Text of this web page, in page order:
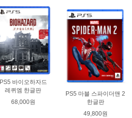
PS5 바이오하자드
레퀴엠 한글판
68,000원
PS5 마블 스파이더맨 2
한글판
49,800원